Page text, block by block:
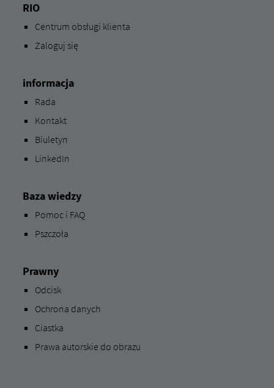
RIO
Centrum obsługi klienta
Zaloguj się
informacja
Rada
Kontakt
Biuletyn
LinkedIn
Baza wiedzy
Pomoc i FAQ
Pszczoła
Prawny
Odcisk
Ochrona danych
Ciastka
Prawa autorskie do obrazu